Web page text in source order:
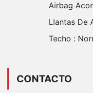
Airbag
Llantas De
Techo :
CONTACTO